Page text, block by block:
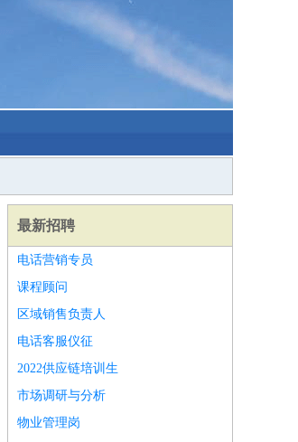
最新招聘
电话营销专员
课程顾问
区域销售负责人
电话客服仪征
2022供应链培训生
市场调研与分析
物业管理岗